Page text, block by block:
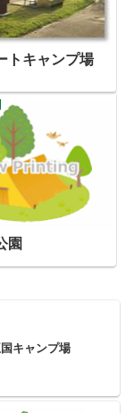
トキャンプ場
園
キャンプ場